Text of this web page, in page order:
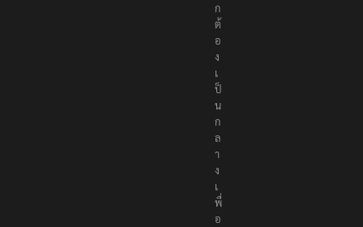
ก
ต้
อ
ง
เ
ป็
น
ก
ล
า
ง
เ
พื่
อ